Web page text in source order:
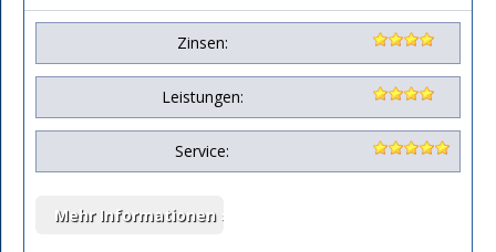
Zinsen:
Leistungen:
Service: